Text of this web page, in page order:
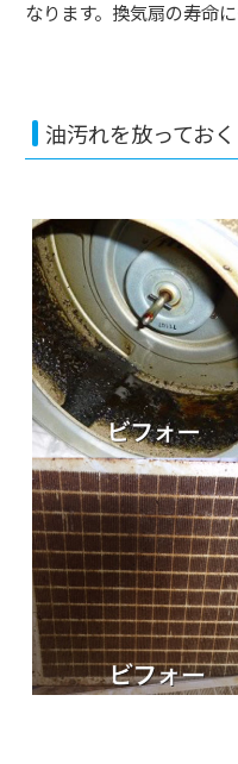
なります。換気扇の寿命に
油汚れを放ってお